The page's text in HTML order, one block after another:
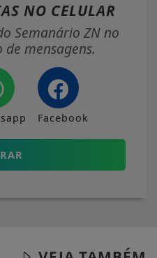
NO CELULAR
Semanário ZN no
mensagens.
Facebook